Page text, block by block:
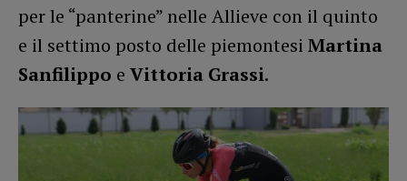
per le “panterine” nelle Allieve con il quinto
e il settimo posto delle piemontesi Martina
Sanfilippo e Vittoria Grassi.